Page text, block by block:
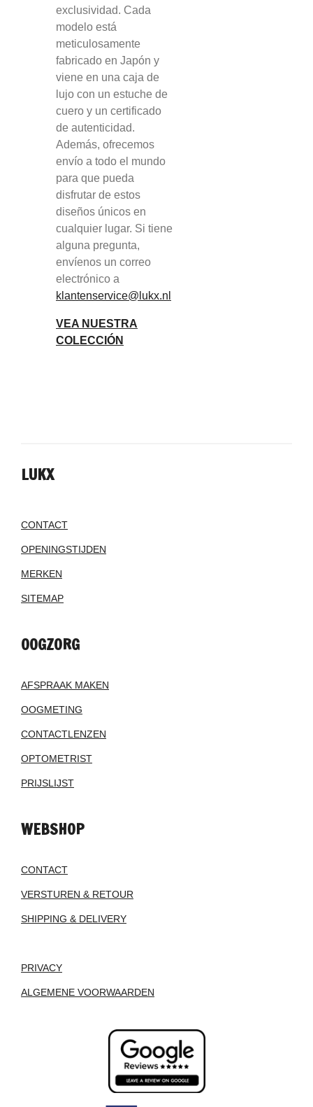
exclusividad. Cada
modelo está
meticulosamente
fabricado en Japón y
viene en una caja de
lujo con un estuche de
cuero y un certificado
de autenticidad.
Además, ofrecemos
envío a todo el mundo
para que pueda
disfrutar de estos
diseños únicos en
cualquier lugar. Si tiene
alguna pregunta,
envíenos un correo
electrónico a
klantenservice@lukx.nl
VEA NUESTRA
COLECCIÓN
LUKX
CONTACT
OPENINGSTIJDEN
MERKEN
SITEMAP
OOGZORG
AFSPRAAK MAKEN
OOGMETING
CONTACTLENZEN
OPTOMETRIST
PRIJSLIJST
WEBSHOP
CONTACT
VERSTUREN & RETOUR
SHIPPING & DELIVERY
PRIVACY
ALGEMENE VOORWAARDEN